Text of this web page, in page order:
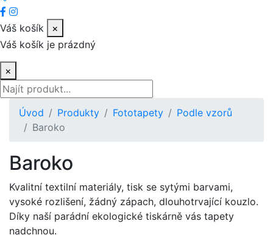
Váš košík
×
Váš košík je prázdný
×
Úvod Produkty Fototapety
Podle vzorů
Baroko
Baroko
Kvalitní textilní materiály, tisk se sytými barvami,
vysoké rozlišení, žádný zápach, dlouhotrvající kouzlo.
Díky naší parádní ekologické tiskárně vás tapety
nadchnou.